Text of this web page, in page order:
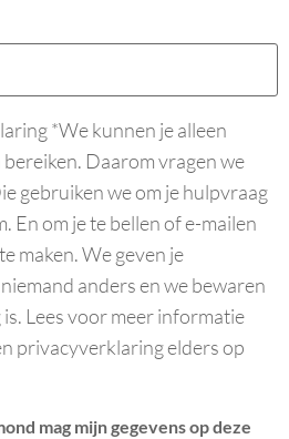
*We kunnen je alleen
Daarom vragen we
gebruiken we om je hulpvraag
En om je te bellen of e-mailen
maken. We geven je
anders en we bewaren
Lees voor meer informatie
privacyverklaring elders op
mag mijn gegevens op deze